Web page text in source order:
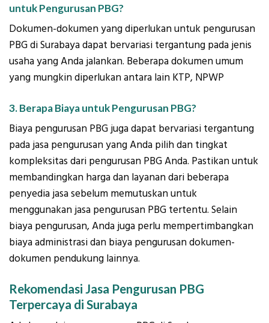
untuk Pengurusan PBG?
Dokumen-dokumen yang diperlukan untuk pengurusan
PBG di Surabaya dapat bervariasi tergantung pada jenis
usaha yang Anda jalankan. Beberapa dokumen umum
yang mungkin diperlukan antara lain KTP, NPWP
3. Berapa Biaya untuk Pengurusan PBG?
Biaya pengurusan PBG juga dapat bervariasi tergantung
pada jasa pengurusan yang Anda pilih dan tingkat
kompleksitas dari pengurusan PBG Anda. Pastikan untuk
membandingkan harga dan layanan dari beberapa
penyedia jasa sebelum memutuskan untuk
menggunakan jasa pengurusan PBG tertentu. Selain
biaya pengurusan, Anda juga perlu mempertimbangkan
biaya administrasi dan biaya pengurusan dokumen-
dokumen pendukung lainnya.
Rekomendasi Jasa Pengurusan PBG
Terpercaya di Surabaya